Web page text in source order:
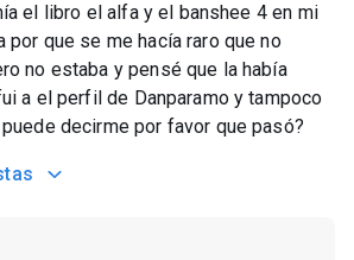
el libro el alfa y el banshee 4 en mi
que se me hacía raro que no
no estaba y pensé que la había
a el perfil de Danparamo y tampoco
decirme por favor que pasó?